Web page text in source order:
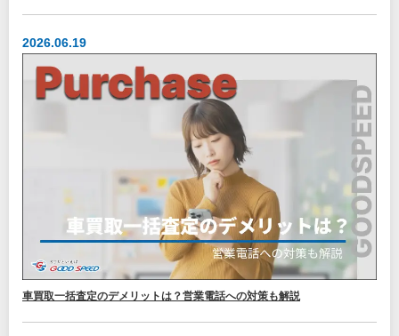
2026.06.19
車買取一括査定のデメリットは？営業電話への対策も解説